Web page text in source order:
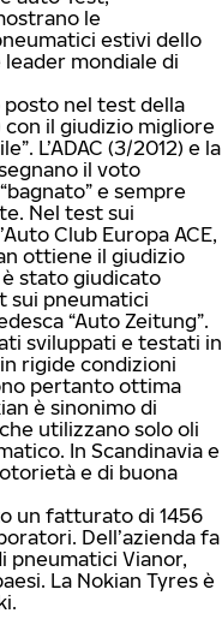
le
estivi dello
mondiale di
posto nel test della
con il giudizio migliore
L’ADAC (3/2012) e la
il voto
e sempre
Nel test sui
Club Europa ACE,
ottiene il giudizio
è stato giudicato
sui pneumatici
“Auto Zeitung”.
sviluppati e testati in
rigide condizioni
pertanto ottima
è sinonimo di
utilizzano solo oli
In Scandinavia e
e di buona
un fatturato di 1456
Dell’azienda fa
pneumatici Vianor,
La Nokian Tyres è